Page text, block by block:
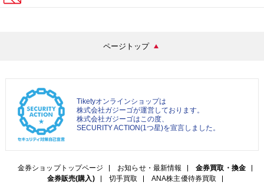
ページトップ
Tiketyオンラインショップは
株式会社ガジーゴが運営しております。
株式会社ガジーゴはこの度、
SECURITY ACTION(1つ星)を宣言しました。
金券ショップトップページ お知らせ・最新情報
金券買取・換金
金券販売(購入)
切手買取
ANA株主優待券買取